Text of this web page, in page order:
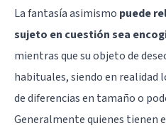
La fantasía asimismo puede
sujeto en cuestión sea
mientras que su objeto de
habituales, siendo en
de diferencias en tamaño o
Generalmente quienes tienen